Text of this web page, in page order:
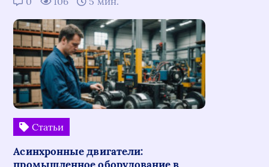
Статьи
Асинхронные двигатели: